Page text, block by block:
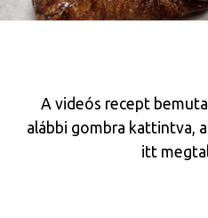
A videós recept
alábbi gombra kattintva,
itt